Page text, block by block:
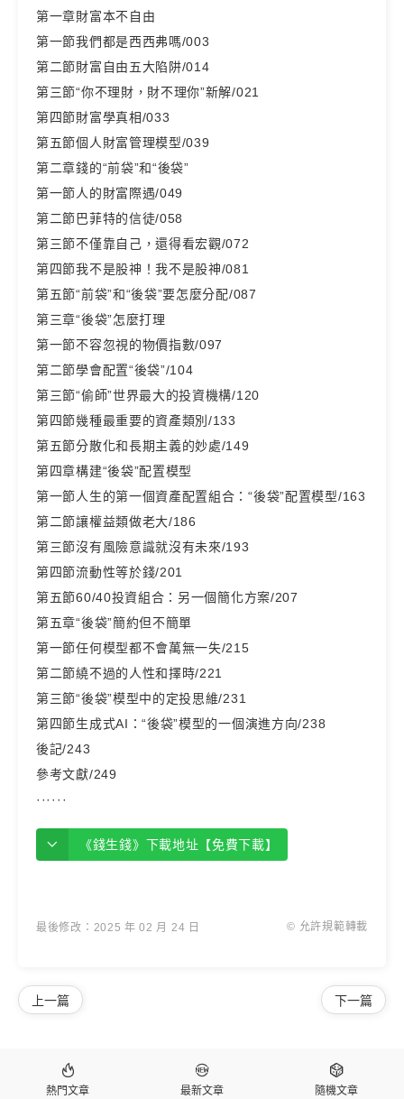
第一章財富本不自由
第一節我們都是西西弗嗎/003
第二節財富自由五大陷阱/014
第三節“你不理財，財不理你”新解/021
第四節財富學真相/033
第五節個人財富管理模型/039
第二章錢的“前袋”和“後袋”
第一節人的財富際遇/049
第二節巴菲特的信徒/058
第三節不僅靠自己，還得看宏觀/072
第四節我不是股神！我不是股神/081
第五節“前袋”和“後袋”要怎麼分配/087
第三章“後袋”怎麼打理
第一節不容忽視的物價指數/097
第二節學會配置“後袋”/104
第三節“偷師”世界最大的投資機構/120
第四節幾種最重要的資產類別/133
第五節分散化和長期主義的妙處/149
第四章構建“後袋”配置模型
第一節人生的第一個資產配置組合：“後袋”配置模型/163
第二節讓權益類做老大/186
第三節沒有風險意識就沒有未來/193
第四節流動性等於錢/201
第五節60/40投資組合：另一個簡化方案/207
第五章“後袋”簡約但不簡單
第一節任何模型都不會萬無一失/215
第二節繞不過的人性和擇時/221
第三節“後袋”模型中的定投思維/231
第四節生成式AI：“後袋”模型的一個演進方向/238
後記/243
參考文獻/249
······
《錢生錢》下載地址【免費下載】
最後修改：2025 年 02 月 24 日 © 允許規範轉載
下一篇
上一篇

熱門文章

最新文章

隨機文章